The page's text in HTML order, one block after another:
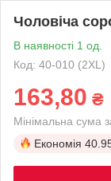
Чоловіча
В наявності 1 од.
Код: 40-010 (2XL)
163,80 ₴
Мінімальна сума
Економія